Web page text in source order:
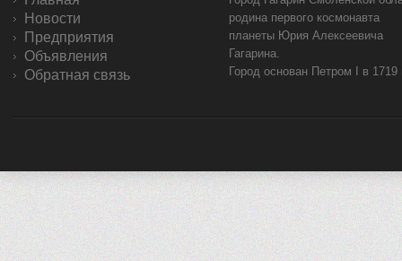
Новости
Предприятия
Объявления
Обратная связь
родина первого космонавта
планеты Юрия Алексеевича
Гагарина.
Город основан Петром I в 1719